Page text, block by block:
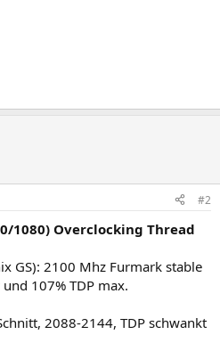
#2
1080) Overclocking Thread
GS): 2100 Mhz Furmark stable
107% TDP max.
2088-2144, TDP schwankt